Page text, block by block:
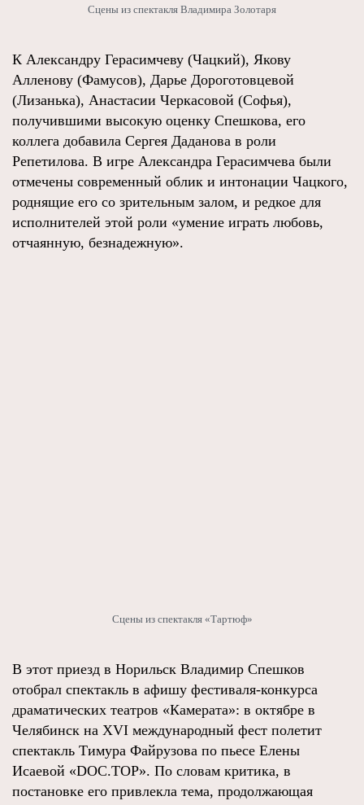
Сцены из спектакля Владимира Золотаря
К Александру Герасимчеву (Чацкий), Якову
Алленову (Фамусов), Дарье Дороготовцевой
(Лизанька), Анастасии Черкасовой (Софья),
получившими высокую оценку Спешкова, его
коллега добавила Сергея Даданова в роли
Репетилова. В игре Александра Герасимчева были
отмечены современный облик и интонации Чацкого,
роднящие его со зрительным залом, и редкое для
исполнителей этой роли «умение играть любовь,
отчаянную, безнадежную».
Сцены из спектакля «Тартюф»
В этот приезд в Норильск Владимир Спешков
отобрал спектакль в афишу фестиваля-конкурса
драматических театров «Камерата»: в октябре в
Челябинск на ХVI международный фест полетит
спектакль Тимура Файрузова по пьесе Елены
Исаевой «DOC.TOP». По словам критика, в
постановке его привлекла тема, продолжающая